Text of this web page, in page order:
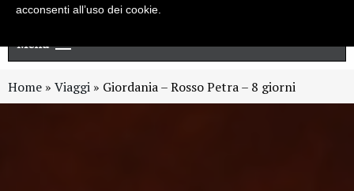
Menu
Home » Viaggi » Giordania – Rosso Petra – 8 giorni
acconsenti all’uso dei cookie.